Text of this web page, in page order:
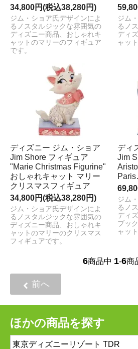
34,800円(税込38,280円)
ジム・ショア氏デザインによ
るノスタルジックな雰囲気の
ディズニー商品、おしゃれキ
ャットのマリーのフィギュア
です。
ジム
るノ
ディ
ャッ
ディズニー ジム・ショア
Jim Shore フィギュア
"Marie Christmas Figurine"
おしゃれキャット マリー
クリスマスフィギュア
34,800円(税込38,280円)
ジム・ショア氏デザインによ
るノスタルジックな雰囲気の
ディズニー商品、おしゃれキ
ャットのマリーのクリスマス
フィギュアです。
ディ
Jim
ジム
るノ
ディ
ブッ
ャッ
6商品中 1-6商
前へ
ほかの商品を探す